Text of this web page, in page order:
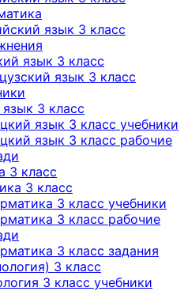
язык 3 класс
язык 3 класс
язык 3 класс
3 класс
язык 3 класс учебники
язык 3 класс рабочие
3 класс
3 класс
3 класс учебники
3 класс рабочие
3 класс задания
3 класс
3 класс учебники